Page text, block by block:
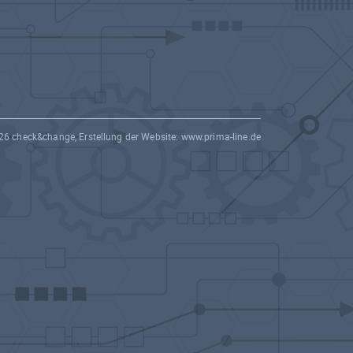
check&change, Erstellung der Website: www.prima-line.de